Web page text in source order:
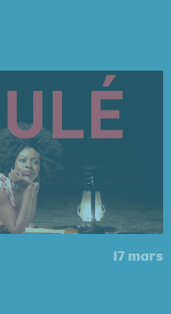
17 mars